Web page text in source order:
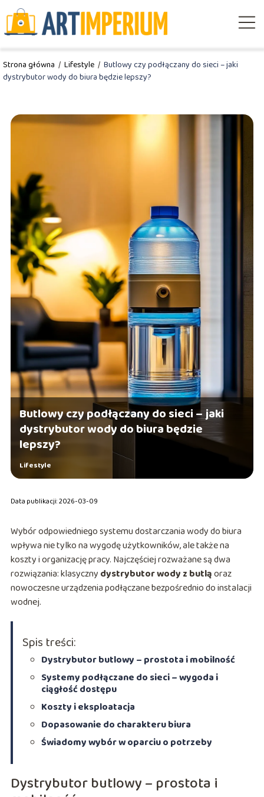
Strona główna / Lifestyle / Butlowy czy podłączany do sieci – jaki
dystrybutor wody do biura będzie lepszy?
Butlowy czy podłączany do sieci – jaki
dystrybutor wody do biura będzie
lepszy?
Lifestyle
Data publikacji: 2026-03-09
Wybór odpowiedniego systemu dostarczania wody do biura
wpływa nie tylko na wygodę użytkowników, ale także na
koszty i organizację pracy. Najczęściej rozważane są dwa
rozwiązania: klasyczny dystrybutor wody z butląoraz
nowoczesne urządzenia podłączane bezpośrednio do instalacji
wodnej.
Spis treści:
Dystrybutor butlowy – prostota i mobilność
Systemy podłączane do sieci – wygoda i
ciągłość dostępu
Koszty i eksploatacja
Dopasowanie do charakteru biura
Świadomy wybór w oparciu o potrzeby
Dystrybutor butlowy – prostota i